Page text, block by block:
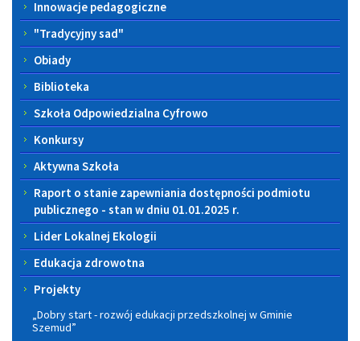
Innowacje pedagogiczne
"Tradycyjny sad"
Obiady
Biblioteka
Szkoła Odpowiedzialna Cyfrowo
Konkursy
Aktywna Szkoła
Raport o stanie zapewniania dostępności podmiotu
publicznego - stan w dniu 01.01.2025 r.
Lider Lokalnej Ekologii
Edukacja zdrowotna
Projekty
„Dobry start - rozwój edukacji przedszkolnej w Gminie
Szemud”